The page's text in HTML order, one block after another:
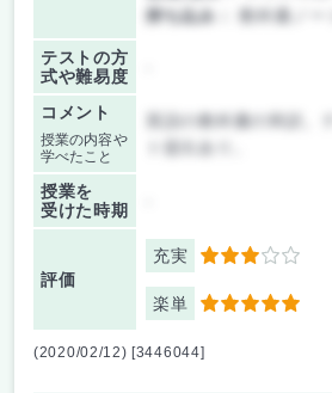
持ち込み：
教科書ノー
テストの方
式や難易度
コメント
授業の内容や
学べたこと
英語の教科書の和訳。
ト提出あり。
授業を
受けた時期
評価
充実 3
楽単 5
(2020/02/12) [3446044]